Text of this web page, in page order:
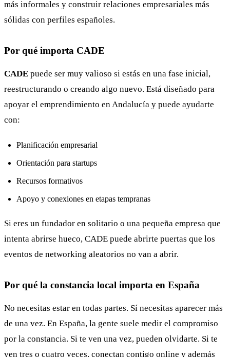
más informales y construir relaciones empresariales más
sólidas con perfiles españoles.
Por qué importa CADE
CADE puede ser muy valioso si estás en una fase inicial,
reestructurando o creando algo nuevo. Está diseñado para
apoyar el emprendimiento en Andalucía y puede ayudarte
con:
Planificación empresarial
Orientación para startups
Recursos formativos
Apoyo y conexiones en etapas tempranas
Si eres un fundador en solitario o una pequeña empresa que
intenta abrirse hueco, CADE puede abrirte puertas que los
eventos de networking aleatorios no van a abrir.
Por qué la constancia local importa en España
No necesitas estar en todas partes. Sí necesitas aparecer más
de una vez. En España, la gente suele medir el compromiso
por la constancia. Si te ven una vez, pueden olvidarte. Si te
ven tres o cuatro veces, conectan contigo online y además